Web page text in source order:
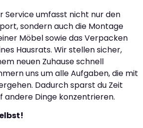
Service umfasst nicht nur den
sondern auch die Montage
Möbel sowie das Verpacken
Hausrats. Wir stellen sicher,
neuen Zuhause schnell
uns um alle Aufgaben, die mit
Dadurch sparst du Zeit
andere Dinge konzentrieren.